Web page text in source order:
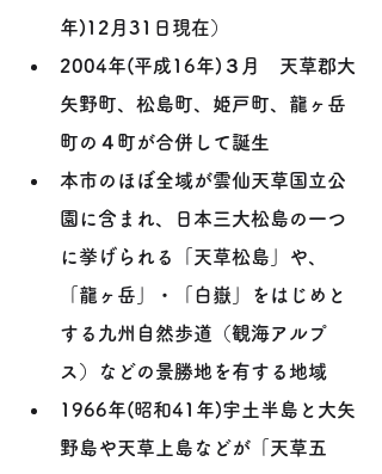
年)12月31日現在）
2004年(平成16年)３月　天草郡大
矢野町、松島町、姫戸町、龍ヶ岳
町の４町が合併して誕生
本市のほぼ全域が雲仙天草国立公
園に含まれ、日本三大松島の一つ
に挙げられる「天草松島」や、
「龍ヶ岳」・「白嶽」をはじめと
する九州自然歩道（観海アルプ
ス）などの景勝地を有する地域
1966年(昭和41年)宇土半島と大矢
野島や天草上島などが「天草五